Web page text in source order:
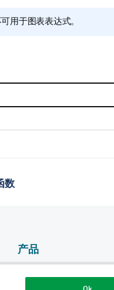
用于图表表达式。
数
产品